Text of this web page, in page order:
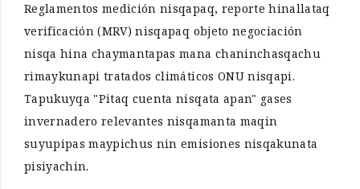
Reglamentos medición nisqapaq, reporte hinallataq
verificación (MRV) nisqapaq objeto negociación
nisqa hina chaymantapas mana chaninchasqachu
rimaykunapi tratados climáticos ONU nisqapi.
Tapukuyqa "Pitaq cuenta nisqata apan" gases
invernadero relevantes nisqamanta maqin
suyupipas maypichus nin emisiones nisqakunata
pisiyachin.